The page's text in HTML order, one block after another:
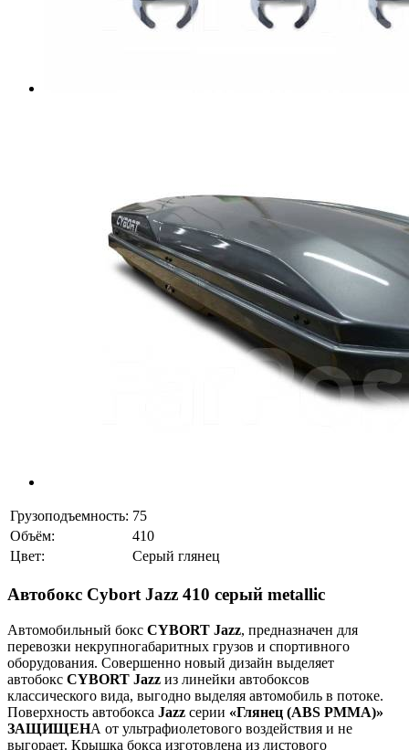
Грузоподъемность: 75
Объём:
410
Цвет:
Серый глянец
Автобокс Cybort Jazz 410 серый metallic
Автомобильный бокс CYBORT Jazz, предназначен для
перевозки некрупногабаритных грузов и спортивного
оборудования. Совершенно новый дизайн выделяет
автобокс CYBORT Jazz из линейки автобоксов
классического вида, выгодно выделяя автомобиль в потоке.
Поверхность автобокса Jazz серии «Глянец (ABS PMMA)»
ЗАЩИЩЕНА от ультрафиолетового воздействия и не
выгорает. Крышка бокса изготовлена из листового